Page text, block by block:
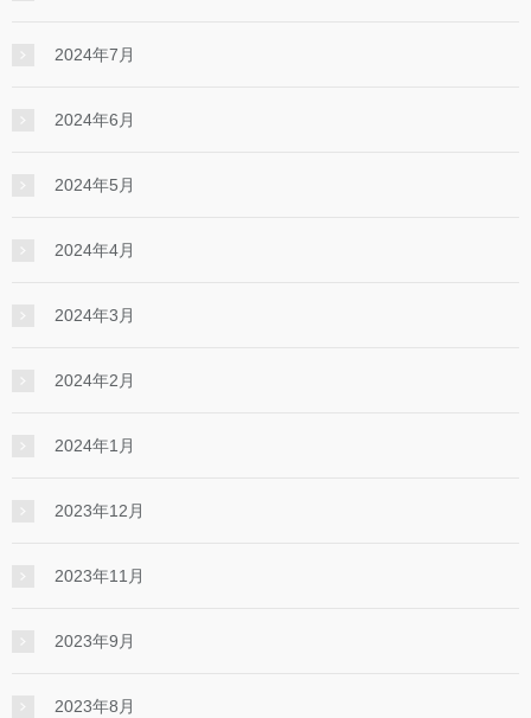
2024年7月
2024年6月
2024年5月
2024年4月
2024年3月
2024年2月
2024年1月
2023年12月
2023年11月
2023年9月
2023年8月